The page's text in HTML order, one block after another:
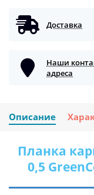
Доставка
Наши
адреса
Описание
Планка
0,5